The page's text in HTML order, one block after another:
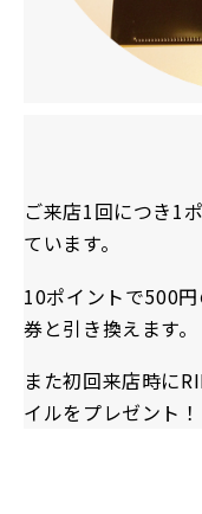
ご来店1回につき1
ています。
10ポイントで500
券と引き換えます。
また初回来店時に
イルをプレゼント！